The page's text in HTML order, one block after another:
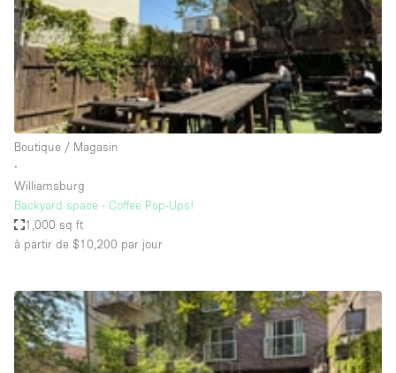
Restaurant / Bar / Café
Rooftop
Salle
Salle de Conférence
Salle de Réunion
Salon Beauté / Coiffure
Studio Photo / Tournage
Étal de Marché
Caractéristiques de l'espace
Accès aux handicapés
Boutique / Magasin
∙
Williamsburg
Backyard space - Coffee Pop-Ups!
1,000 sq ft
à partir de $10,200 par jour